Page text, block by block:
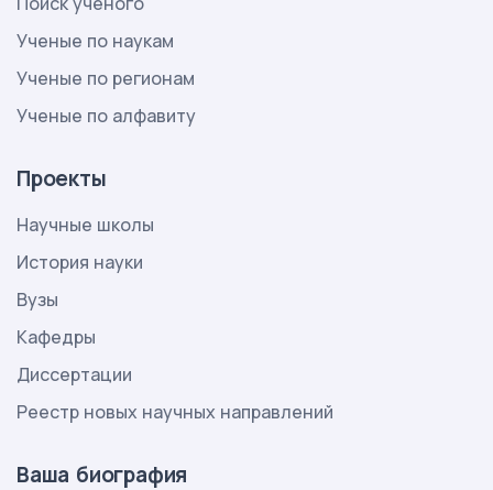
Ученые по наукам
Ученые по регионам
Ученые по алфавиту
Проекты
Научные школы
История науки
Вузы
Кафедры
Диссертации
Реестр новых научных направлений
Ваша биография